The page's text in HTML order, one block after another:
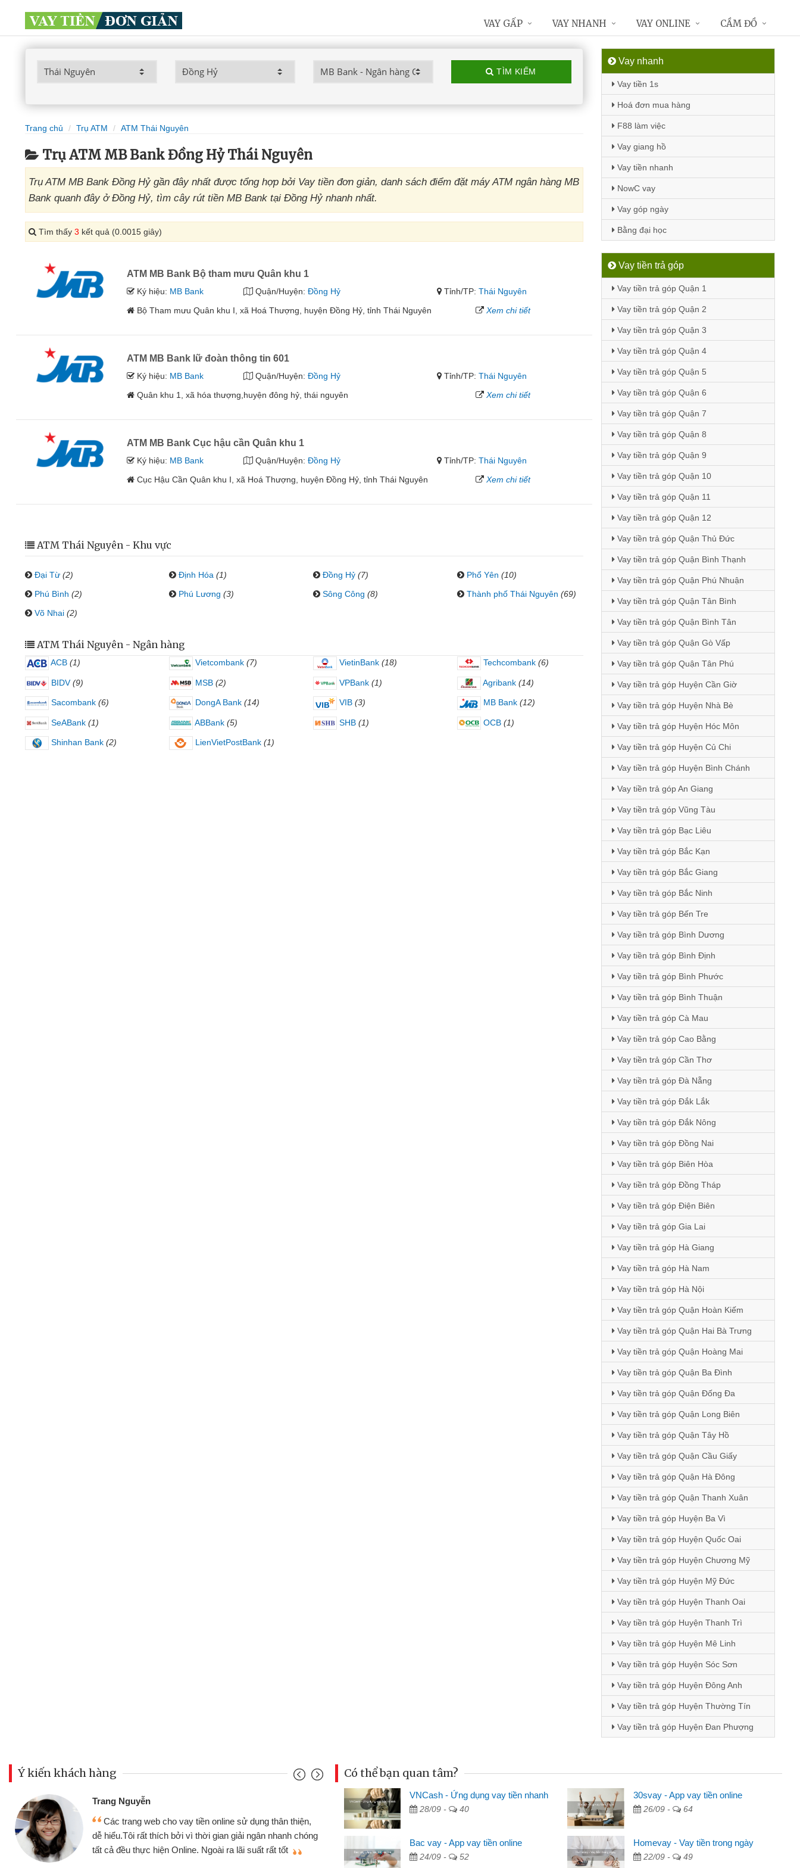
TÌM KIẾM
Trang chủ Trụ ATM ATM Thái Nguyên
Trụ ATM MB Bank Đồng Hỷ Thái Nguyên
Trụ ATM MB Bank Đồng Hỷ gần đây nhất được tổng hợp bởi Vay tiền đơn giản, danh sách điểm đặt máy ATM ngân hàng MB
Bank quanh đây ở Đồng Hỷ, tìm cây rút tiền MB Bank tại Đồng Hỷ nhanh nhất.
Tìm thấy 3 kết quả (0.0015 giây)
ATM MB Bank Bộ tham mưu Quân khu 1
Ký hiệu: MB Bank Quận/Huyện: Đồng Hỷ Tỉnh/TP:Thái Nguyên
Bộ Tham mưu Quân khu I, xã Hoá Thượng, huyện Đồng Hỷ, tỉnh Thái Nguyên
Xem chi tiết
ATM MB Bank lữ đoàn thông tin 601
Ký hiệu: MB Bank Quận/Huyện: Đồng Hỷ Tỉnh/TP:Thái Nguyên
Quân khu 1, xã hóa thượng,huyện đông hỷ, thái nguyên
Xem chi tiết
ATM MB Bank Cục hậu cần Quân khu 1
Ký hiệu: MB Bank Quận/Huyện: Đồng Hỷ Tỉnh/TP:Thái Nguyên
Cục Hậu Cần Quân khu I, xã Hoá Thượng, huyện Đồng Hỷ, tỉnh Thái Nguyên
Xem chi tiết
ATM Thái Nguyên - Khu vực
Đại Từ (2) Định Hóa (1) Đồng Hỷ (7) Phổ Yên (10)
Phú Bình (2) Phú Lương (3) Sông Công (8) Thành phố Thái Nguyên (69)
Võ Nhai (2)
ATM Thái Nguyên - Ngân hàng
ACB (1) Vietcombank (7) VietinBank (18) Techcombank (6)
BIDV (9) MSB (2) VPBank (1) Agribank (14)
Sacombank (6) DongA Bank (14) VIB (3) MB Bank (12)
SeABank (1) ABBank (5) SHB (1) OCB (1)
Shinhan Bank (2) LienVietPostBank (1)
Vay nhanh
Vay tiền 1s
Hoá đơn mua hàng
F88 làm việc
Vay giang hồ
Vay tiền nhanh
NowC vay
Vay góp ngày
Bằng đại học
Vay tiền trả góp
Vay tiền trả góp Quận 1
Vay tiền trả góp Quận 2
Vay tiền trả góp Quận 3
Vay tiền trả góp Quận 4
Vay tiền trả góp Quận 5
Vay tiền trả góp Quận 6
Vay tiền trả góp Quận 7
Vay tiền trả góp Quận 8
Vay tiền trả góp Quận 9
Vay tiền trả góp Quận 10
Vay tiền trả góp Quận 11
Vay tiền trả góp Quận 12
Vay tiền trả góp Quận Thủ Đức
Vay tiền trả góp Quận Bình Thạnh
Vay tiền trả góp Quận Phú Nhuận
Vay tiền trả góp Quận Tân Bình
Vay tiền trả góp Quận Bình Tân
Vay tiền trả góp Quận Gò Vấp
Vay tiền trả góp Quận Tân Phú
Vay tiền trả góp Huyện Cần Giờ
Vay tiền trả góp Huyện Nhà Bè
Vay tiền trả góp Huyện Hóc Môn
Vay tiền trả góp Huyện Củ Chi
Vay tiền trả góp Huyện Bình Chánh
Vay tiền trả góp An Giang
Vay tiền trả góp Vũng Tàu
Vay tiền trả góp Bạc Liêu
Vay tiền trả góp Bắc Kạn
Vay tiền trả góp Bắc Giang
Vay tiền trả góp Bắc Ninh
Vay tiền trả góp Bến Tre
Vay tiền trả góp Bình Dương
Vay tiền trả góp Bình Định
Vay tiền trả góp Bình Phước
Vay tiền trả góp Bình Thuận
Vay tiền trả góp Cà Mau
Vay tiền trả góp Cao Bằng
Vay tiền trả góp Cần Thơ
Vay tiền trả góp Đà Nẵng
Vay tiền trả góp Đắk Lắk
Vay tiền trả góp Đắk Nông
Vay tiền trả góp Đồng Nai
Vay tiền trả góp Biên Hòa
Vay tiền trả góp Đồng Tháp
Vay tiền trả góp Điện Biên
Vay tiền trả góp Gia Lai
Vay tiền trả góp Hà Giang
Vay tiền trả góp Hà Nam
Vay tiền trả góp Hà Nội
Vay tiền trả góp Quận Hoàn Kiếm
Vay tiền trả góp Quận Hai Bà Trưng
Vay tiền trả góp Quận Hoàng Mai
Vay tiền trả góp Quận Ba Đình
Vay tiền trả góp Quận Đống Đa
Vay tiền trả góp Quận Long Biên
Vay tiền trả góp Quận Tây Hồ
Vay tiền trả góp Quận Cầu Giấy
Vay tiền trả góp Quận Hà Đông
Vay tiền trả góp Quận Thanh Xuân
Vay tiền trả góp Huyện Ba Vì
Vay tiền trả góp Huyện Quốc Oai
Vay tiền trả góp Huyện Chương Mỹ
Vay tiền trả góp Huyện Mỹ Đức
Vay tiền trả góp Huyện Thanh Oai
Vay tiền trả góp Huyện Thanh Trì
Vay tiền trả góp Huyện Mê Linh
Vay tiền trả góp Huyện Sóc Sơn
Vay tiền trả góp Huyện Đông Anh
Vay tiền trả góp Huyện Thường Tín
Vay tiền trả góp Huyện Đan Phượng
VAY GẤP VAY NHANH VAY ONLINE CẦM ĐỒ
Ý kiến khách hàng
thân thiện,
chóng
tốt
Đoàn Hữu Cảnh
Mình cần tiền gấp nên định cầm cố chiếc xe wave
nhưng thật may đã có gói vay tiền bằng CMND online
không cần gặp mặt nên rất tiện lợi, sẽ giới thiệu cho bạn
Mai Lan - Sinh viên
Tôi biết đến thông qua quảng cáo trên facebook. Tôi là
sinh viên nên cần đóng tiền nhà, sinh nhật bạn bè, mà đọc
thấy thủ tục nhanh gọn nên tôi quyết định vay
Có thể bạn quan tâm?
VNCash - Ứng dụng vay tiền nhanh
28/09 - 40
30svay - App vay tiền online
26/09 - 64
Bac vay - App vay tiền online
24/09 - 52
Homevay - Vay tiền trong ngày
22/09 - 49